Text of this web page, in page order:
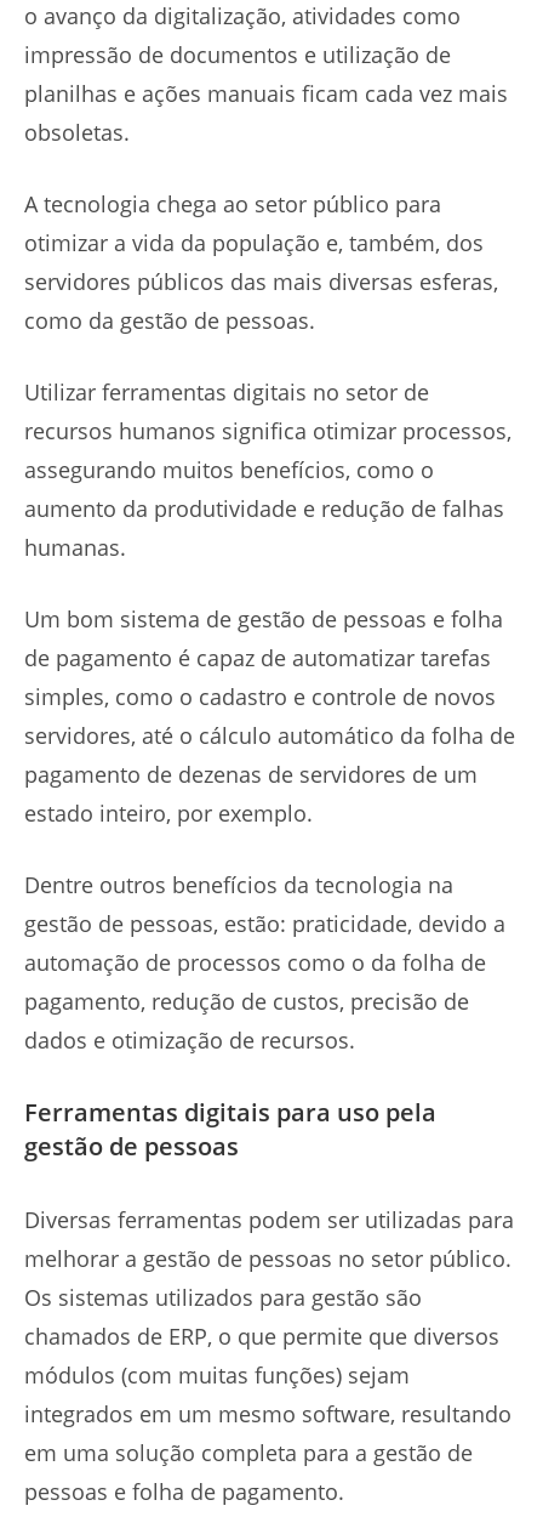
o avanço da digitalização, atividades como
impressão de documentos e utilização de
planilhas e ações manuais ficam cada vez mais
obsoletas.
A tecnologia chega ao setor público para
otimizar a vida da população e, também, dos
servidores públicos das mais diversas esferas,
como da gestão de pessoas.
Utilizar ferramentas digitais no setor de
recursos humanos significa otimizar processos,
assegurando muitos benefícios, como o
aumento da produtividade e redução de falhas
humanas.
Um bom sistema de gestão de pessoas e folha
de pagamento é capaz de automatizar tarefas
simples, como o cadastro e controle de novos
servidores, até o cálculo automático da folha de
pagamento de dezenas de servidores de um
estado inteiro, por exemplo.
Dentre outros benefícios da tecnologia na
gestão de pessoas, estão: praticidade, devido a
automação de processos como o da folha de
pagamento, redução de custos, precisão de
dados e otimização de recursos.
Ferramentas digitais para uso pela
gestão de pessoas
Diversas ferramentas podem ser utilizadas para
melhorar a gestão de pessoas no setor público.
Os sistemas utilizados para gestão são
chamados de ERP, o que permite que diversos
módulos (com muitas funções) sejam
integrados em um mesmo software, resultando
em uma solução completa para a gestão de
pessoas e folha de pagamento.